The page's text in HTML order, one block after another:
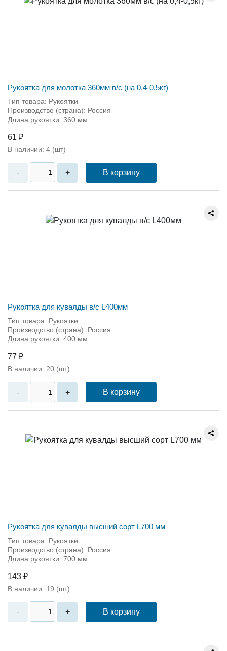
Рукоятка для молотка 360мм в/с (на 0,4-0,5кг)
Тип товара: Рукоятки
Производство (страна): Россия
Длина рукоятки: 360 мм
61 ₽
В наличии: 4 (шт)
- + В корзину
Рукоятка для кувалды в/с L400мм
Тип товара: Рукоятки
Производство (страна): Россия
Длина рукоятки: 400 мм
77 ₽
В наличии: 20 (шт)
- + В корзину
Рукоятка для кувалды высший сорт L700 мм
Тип товара: Рукоятки
Производство (страна): Россия
Длина рукоятки: 700 мм
143 ₽
В наличии: 19 (шт)
- + В корзину